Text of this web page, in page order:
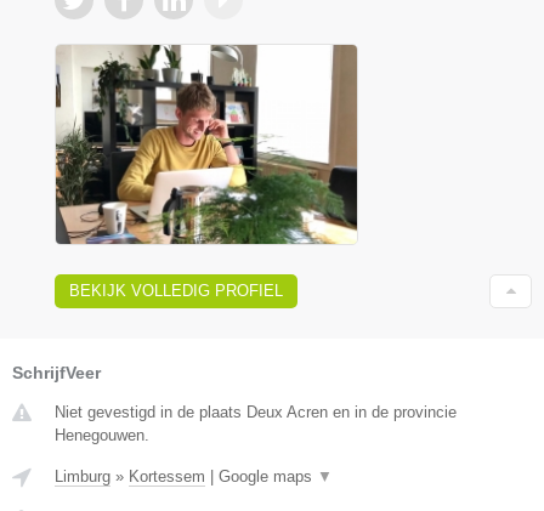
BEKIJK VOLLEDIG PROFIEL
SchrijfVeer
Niet gevestigd in de plaats Deux Acren en in de provincie
Henegouwen.
Limburg » Kortessem Google maps ▼